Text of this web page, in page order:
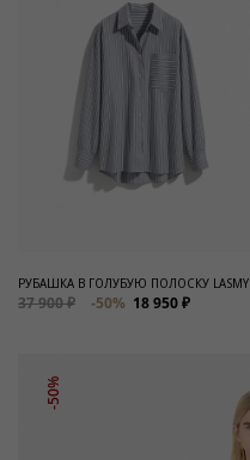
РУБАШКА В ГОЛУБУЮ ПОЛОСКУ LASMY
37 900 ₽ -50% 18 950 ₽
-50%